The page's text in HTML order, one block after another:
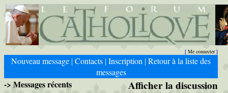
[ Me connecter]
Nouveau message | Contacts | Inscription | Retour à la liste des
messages
-> Messages récents Afficher la discussion